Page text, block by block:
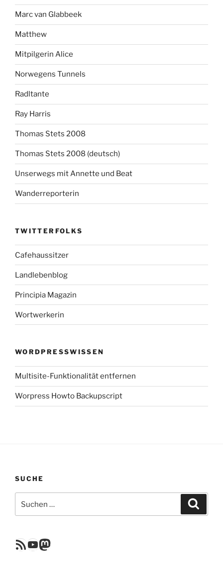
Marc van Glabbeek
Matthew
Mitpilgerin Alice
Norwegens Tunnels
Radltante
Ray Harris
Thomas Stets 2008
Thomas Stets 2008 (deutsch)
Unserwegs mit Annette und Beat
Wanderreporterin
TWITTERFOLKS
Cafehaussitzer
Landlebenblog
Principia Magazin
Wortwerkerin
WORDPRESSWISSEN
Multisite-Funktionalität entfernen
Worpress Howto Backupscript
SUCHE
nach:
RSS FeedYouTube
Mastodon